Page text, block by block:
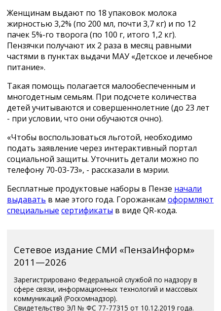
Женщинам выдают по 18 упаковок молока
жирностью 3,2% (по 200 мл, почти 3,7 кг) и по 12
пачек 5%-го творога (по 100 г, итого 1,2 кг).
Пензячки получают их 2 раза в месяц равными
частями в пунктах выдачи МАУ «Детское и лечебное
питание».
Такая помощь полагается малообеспеченным и
многодетным семьям. При подсчете количества
детей учитываются и совершеннолетние (до 23 лет
- при условии, что они обучаются очно).
«Чтобы воспользоваться льготой, необходимо
подать заявление через интерактивный портал
социальной защиты. Уточнить детали можно по
телефону 70-03-73», - рассказали в мэрии.
Бесплатные продуктовые наборы в Пензе начали
выдавать в мае этого года. Горожанкамоформляют
специальные сертификаты в виде QR-кода.
Сетевое издание СМИ «ПензаИнформ»
2011—2026
Зарегистрировано Федеральной службой по надзору в
сфере связи, информационных технологий и массовых
коммуникаций (Роскомнадзор).
Свидетельство ЭЛ № ФС 77-77315 от 10.12.2019 года.